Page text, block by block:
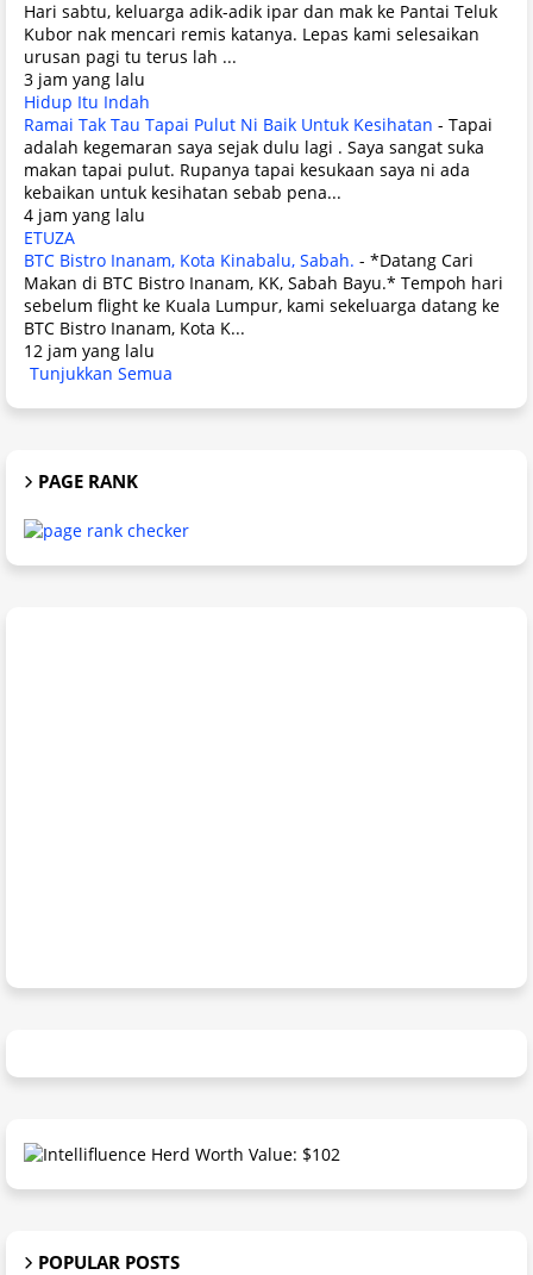
Hari sabtu, keluarga adik-adik ipar dan mak ke Pantai Teluk
Kubor nak mencari remis katanya. Lepas kami selesaikan
urusan pagi tu terus lah ...
3 jam yang lalu
Hidup Itu Indah
Ramai Tak Tau Tapai Pulut Ni Baik Untuk Kesihatan - Tapai
adalah kegemaran saya sejak dulu lagi . Saya sangat suka
makan tapai pulut. Rupanya tapai kesukaan saya ni ada
kebaikan untuk kesihatan sebab pena...
4 jam yang lalu
ETUZA
BTC Bistro Inanam, Kota Kinabalu, Sabah. - *Datang Cari
Makan di BTC Bistro Inanam, KK, Sabah Bayu.* Tempoh hari
sebelum flight ke Kuala Lumpur, kami sekeluarga datang ke
BTC Bistro Inanam, Kota K...
12 jam yang lalu
Tunjukkan Semua
PAGE RANK
POPULAR POSTS